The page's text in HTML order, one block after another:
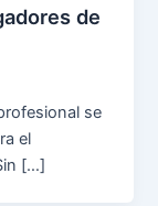
de
se
el
[…]